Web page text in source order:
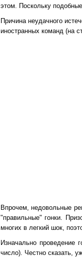
этом. Поскольку
Причина неудачного
иностранных команд (на
Впрочем, недовольные
"правильные" гонки.
многих в легкий шок,
Изначально проведение
число). Честно сказать,